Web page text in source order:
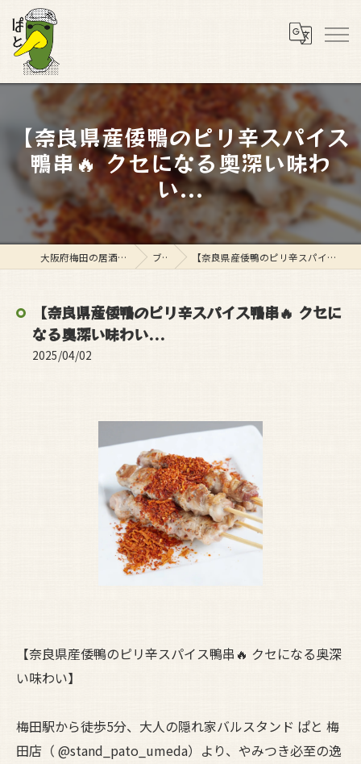
【奈良県産倭鴨のピリ辛スパイス
鴨串🔥 クセになる奥深い味わ
い...
大阪府梅田の居酒屋ならスタンド ぱと ブログ 【奈良県産倭鴨のピリ辛スパイス鴨串🔥 クセになる奥深い味わい...
【奈良県産倭鴨のピリ辛スパイス鴨串🔥 クセに
なる奥深い味わい...
2025/04/02
【奈良県産倭鴨のピリ辛スパイス鴨串🔥 クセになる奥深
い味わい】
梅田駅から徒歩5分、大人の隠れ家バルスタンド ぱと 梅
田店（ @stand_pato_umeda）より、やみつき必至の逸